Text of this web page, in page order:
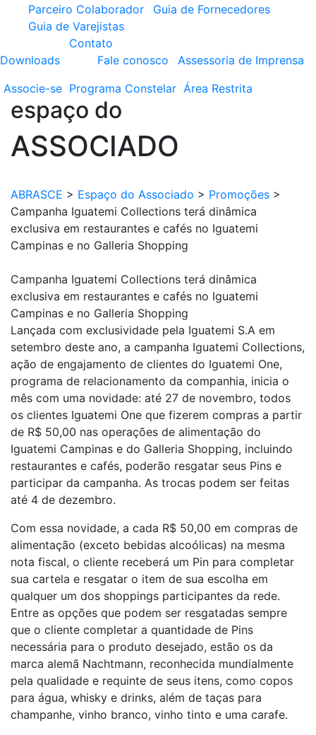
Parceiro Colaborador
Guia de Fornecedores
Guia de Varejistas
Downloads
Contato
Fale conosco
Assessoria de Imprensa
Associe-se Programa Constelar Área Restrita
espaço do
ASSOCIADO
ABRASCE > Espaço do Associado > Promoções >
Campanha Iguatemi Collections terá dinâmica
exclusiva em restaurantes e cafés no Iguatemi
Campinas e no Galleria Shopping
Campanha Iguatemi Collections terá dinâmica
exclusiva em restaurantes e cafés no Iguatemi
Campinas e no Galleria Shopping
Lançada com exclusividade pela Iguatemi S.A em
setembro deste ano, a campanha Iguatemi Collections,
ação de engajamento de clientes do Iguatemi One,
programa de relacionamento da companhia, inicia o
mês com uma novidade: até 27 de novembro, todos
os clientes Iguatemi One que fizerem compras a partir
de R$ 50,00 nas operações de alimentação do
Iguatemi Campinas e do Galleria Shopping, incluindo
restaurantes e cafés, poderão resgatar seus Pins e
participar da campanha. As trocas podem ser feitas
até 4 de dezembro.
Com essa novidade, a cada R$ 50,00 em compras de
alimentação (exceto bebidas alcoólicas) na mesma
nota fiscal, o cliente receberá um Pin para completar
sua cartela e resgatar o item de sua escolha em
qualquer um dos shoppings participantes da rede.
Entre as opções que podem ser resgatadas sempre
que o cliente completar a quantidade de Pins
necessária para o produto desejado, estão os da
marca alemã Nachtmann, reconhecida mundialmente
pela qualidade e requinte de seus itens, como copos
para água, whisky e drinks, além de taças para
champanhe, vinho branco, vinho tinto e uma carafe.